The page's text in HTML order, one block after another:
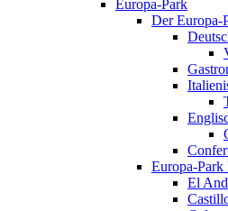
Europa-Park
Der Europa-
Europa-Park
El